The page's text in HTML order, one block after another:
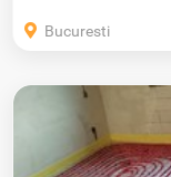
Bucuresti